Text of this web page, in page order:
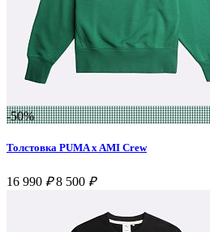
-50%
Толстовка PUMA x AMI Crew
16 990 ₽ 8 500 ₽